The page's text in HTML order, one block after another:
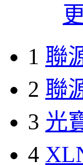
1 聯
2 聯
3 光
4